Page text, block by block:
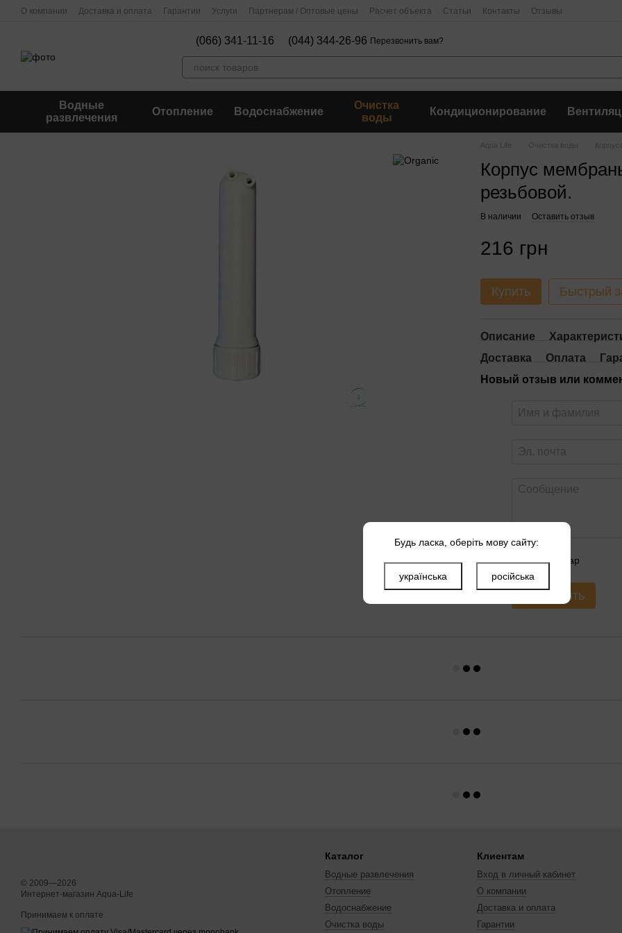
Перейти к основному контенту
О компании Доставка и оплата Гарантии Услуги Партнерам / Оптовые цены Расчет объекта Статьи Контакты Отзывы
(066) 341-11-16 (044) 344-26-96 Перезвонить вам?
Водные
развлечения
Отопление Водоснабжение
Очистка
воды
Кондиционирование
Aqua Life Очистка воды
Корпус
резьбовой.
В наличии Оставить отзыв
216 грн
Купить Быстрый
Описание
Доставка
Оплата
Новый отзыв или
Оцените товар
Отправить
© 2009—2026
Интернет-магазин Aqua-Life
Принимаем к оплате
Каталог
Водные развлечения
Отопление
Водоснабжение
Очистка воды
Клиентам
Вход в личный кабинет
О компании
Доставка и оплата
Гарантии
Будь ласка, оберіть мову сайту:
українська російська